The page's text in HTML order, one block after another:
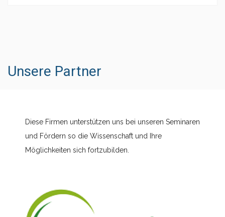
Unsere Partner
Diese Firmen unterstützen uns bei unseren Seminaren
und Fördern so die Wissenschaft und Ihre
Möglichkeiten sich fortzubilden.